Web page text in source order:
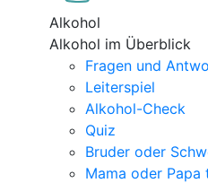
Alkohol
Alkohol im Überblick
Fragen und
Leiterspiel
Alkohol-Check
Quiz
Bruder oder
Mama oder